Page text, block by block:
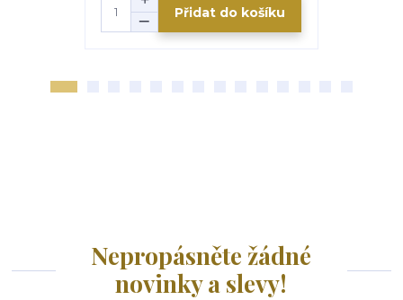
Přidat do košíku
Nepropásněte žádné
novinky a slevy!